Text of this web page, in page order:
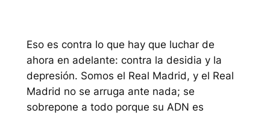
Eso es contra lo que hay que luchar de
ahora en adelante: contra la desidia y la
depresión. Somos el Real Madrid, y el Real
Madrid no se arruga ante nada; se
sobrepone a todo porque su ADN es